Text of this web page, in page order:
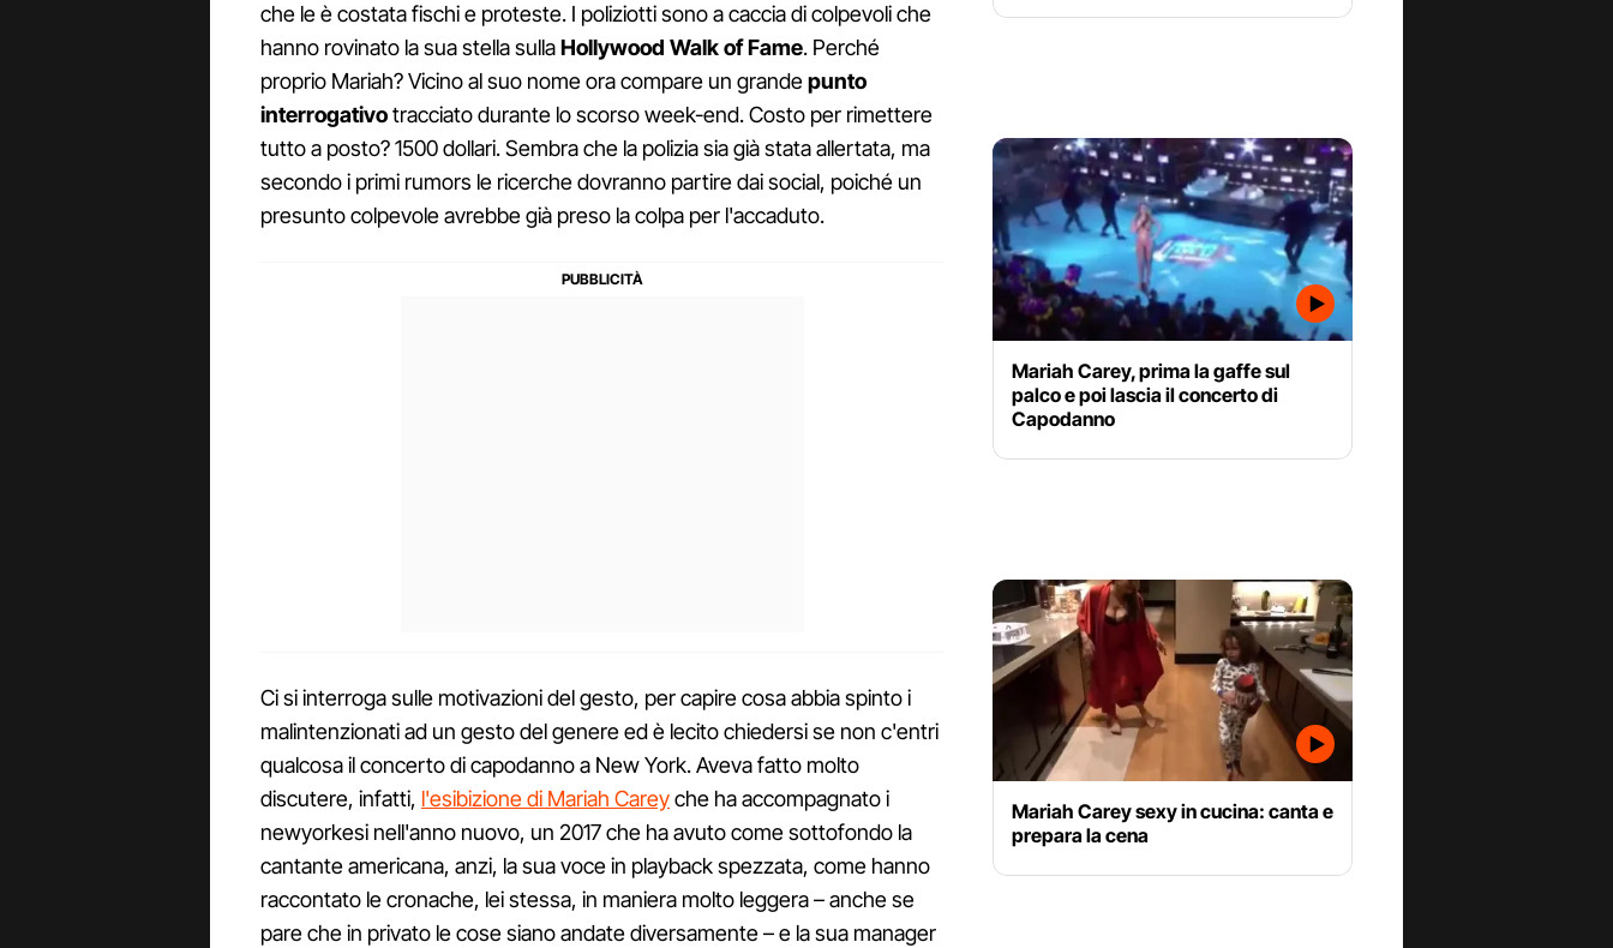
che le è costata fischi e proteste. I poliziotti sono a caccia di colpevoli che
hanno rovinato la sua stella sullaHollywood Walk of Fame. Perché
proprio Mariah? Vicino al suo nome ora compare un grandepunto
interrogativotracciato durante lo scorso week-end. Costo per rimettere
tutto a posto? 1500 dollari. Sembra che la polizia sia già stata allertata, ma
secondo i primi rumors le ricerche dovranno partire dai social, poiché un
presunto colpevole avrebbe già preso la colpa per l'accaduto.
Ci si interroga sulle motivazioni del gesto, per capire cosa abbia spinto i
malintenzionati ad un gesto del genere ed è lecito chiedersi se non c'entri
qualcosa il concerto di capodanno a New York. Aveva fatto molto
discutere, infatti, l'esibizione di Mariah Careyche ha accompagnato i
newyorkesi nell'anno nuovo, un 2017 che ha avuto come sottofondo la
cantante americana, anzi, la sua voce in playback spezzata, come hanno
raccontato le cronache, lei stessa, in maniera molto leggera – anche se
pare che in privato le cose siano andate diversamente – e la sua manager
Mariah Carey, prima la gaffe sul
palco e poi lascia il concerto di
Capodanno
Mariah Carey sexy in cucina: canta e
prepara la cena